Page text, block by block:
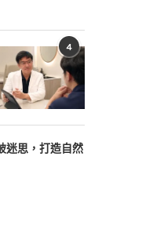
4
迷思，打造自然